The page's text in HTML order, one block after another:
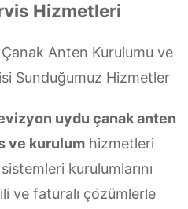
Hizmetleri
Çanak Anten Kurulumu ve
Sunduğumuz Hizmetler
uydu çanak anten
ve kurulumhizmetleri
kurulumlarını
ve faturalı çözümlerle